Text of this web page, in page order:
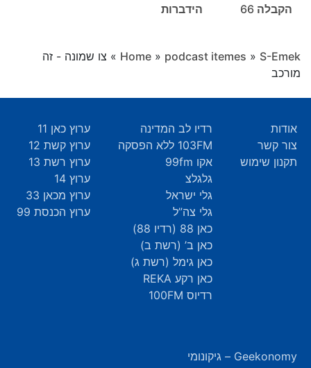
הקבלה 66
הידברות
Home » podcast itemes » S-Emek
» צו שמונה - זה
מורכב
אודות
צור קשר
תקנון שימוש
רדיו לב המדינה
103FM ללא הפסקה
אקו 99fm
גלגלצ
גלי ישראל
גלי צה”ל
כאן 88 (רדיו 88)
כאן ב’ (רשת ב)
כאן גימל (רשת ג)
כאן רקע REKA
רדיוס 100FM
ערוץ כאן 11
ערוץ קשת 12
ערוץ רשת 13
ערוץ 14
ערוץ מכאן 33
ערוץ הכנסת 99
Geekonomy – גיקונומי